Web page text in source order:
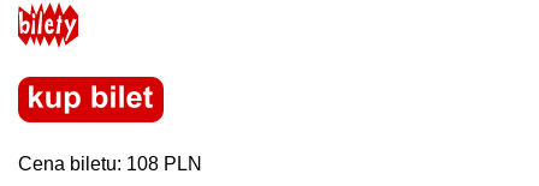
Cena biletu: 108 PLN